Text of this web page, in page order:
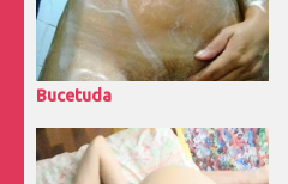
Bucetuda